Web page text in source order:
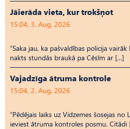
Jāierāda vieta, kur trokšņot
15:04, 3. Aug, 2026
“Saka jau, ka pašvaldības policija
nakts stundās braukā pa Cēsīm ar […]
Vajadzīga ātruma kontrole
15:04, 2. Aug, 2026
“Pēdējais laiks uz Vid­ze­mes šosejas
ieviest ātruma kontroles posmu. Citādi